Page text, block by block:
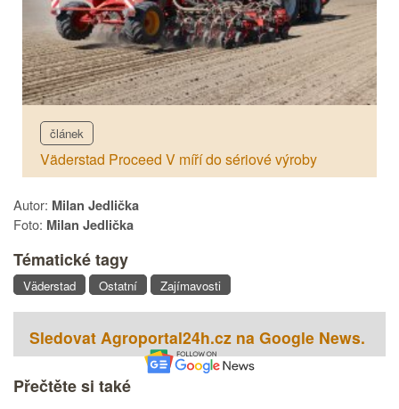
článek
Väderstad Proceed V míří do sériové výroby
Autor: Milan Jedlička
Foto: Milan Jedlička
Tématické tagy
Väderstad Ostatní Zajímavosti
Sledovat Agroportal24h.cz na Google News.
Přečtěte si také